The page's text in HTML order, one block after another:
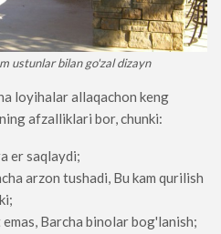
ustunlar bilan go'zal dizayn
loyihalar allaqachon keng
afzalliklari bor, chunki:
er saqlaydi;
arzon tushadi, Bu kam qurilish
Barcha binolar bog'lanish;